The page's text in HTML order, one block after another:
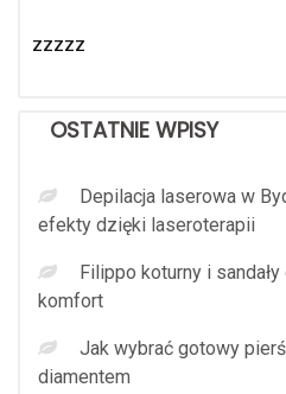
zzzzz
OSTATNIE WPISY
Depilacja laserowa w
efekty dzięki laseroterapii
Filippo koturny i
komfort
Jak wybrać gotowy
diamentem